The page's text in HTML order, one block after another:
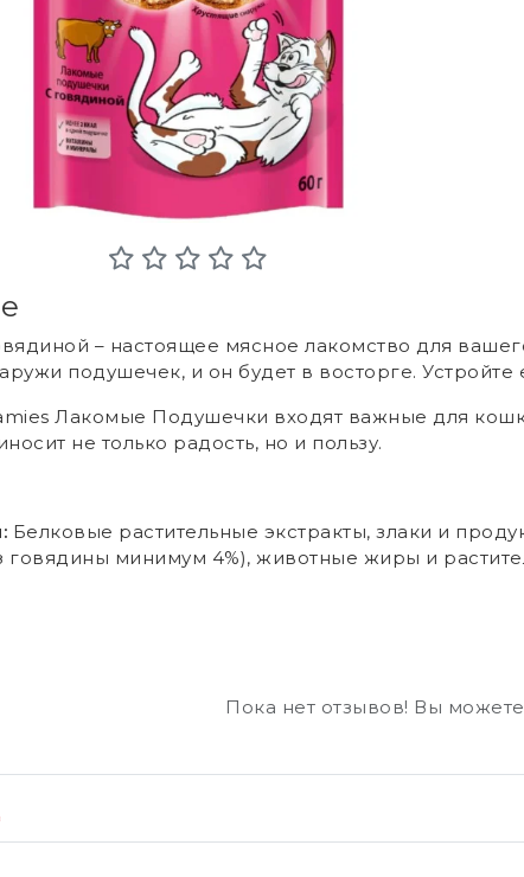
– настоящее мясное лакомство для
подушечек, и он будет в восторге.
Лакомые Подушечки входят важные для
не только радость, но и пользу.
Белковые растительные экстракты, злаки и
говядины минимум 4%), животные жиры и
Пока нет отзывов! Вы